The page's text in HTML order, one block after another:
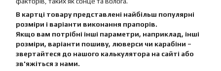
В картці товару представлені найбільш популярні
розміри і варіанти виконання прапорів.
Якщо вам потрібні інші параметри, наприклад, інші
розміри, варіанти пошиву, люверси чи карабіни –
звертайтеся до нашого калькулятора на сайті або
зв'яжіться з нами.